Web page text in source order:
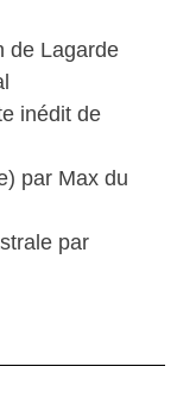
de Lagarde
inédit de
par Max du
par